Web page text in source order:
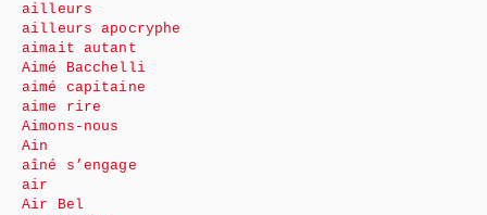
ailleurs
ailleurs apocryphe
aimait autant
Aimé Bacchelli
aimé capitaine
aime rire
Aimons-nous
Ain
aîné s’engage
air
Air Bel